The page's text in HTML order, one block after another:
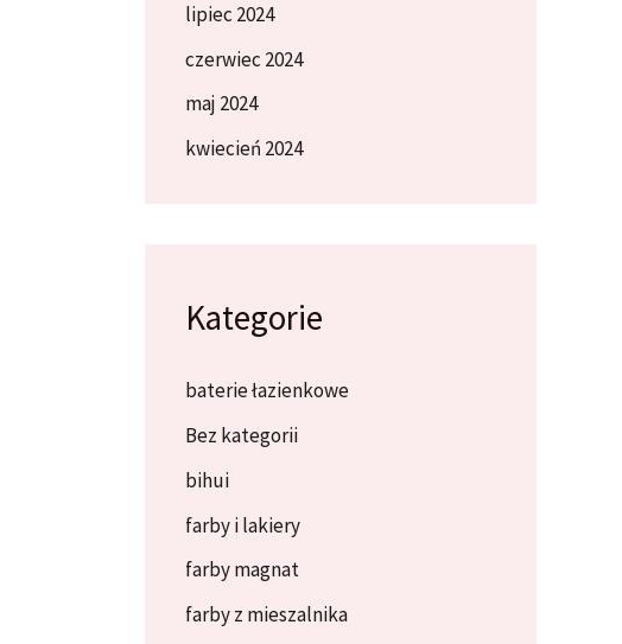
lipiec 2024
czerwiec 2024
maj 2024
kwiecień 2024
Kategorie
baterie łazienkowe
Bez kategorii
bihui
farby i lakiery
farby magnat
farby z mieszalnika